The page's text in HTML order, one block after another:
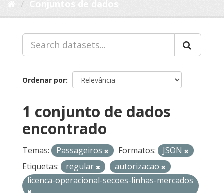
Ordenar por
1 conjunto de dados
encontrado
Temas: Passageiros Formatos:
JSON
Etiquetas:
regular
autorizacao
licenca-operacional-secoes-linhas-mercados